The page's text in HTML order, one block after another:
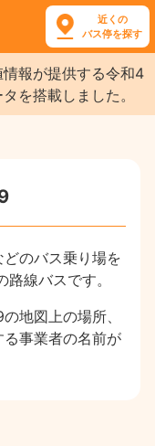
近くの
バス停を探す
報が提供する令和4
を搭載しました。
のバス乗り場を
線バスです。
地図上の場所、
事業者の名前が